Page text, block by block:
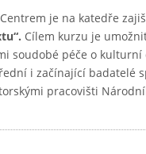
je na katedře
Cílem kurzu je
soudobé péče o
i začínající badatelé
pracovišti